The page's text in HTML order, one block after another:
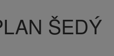
ŠEDÝ